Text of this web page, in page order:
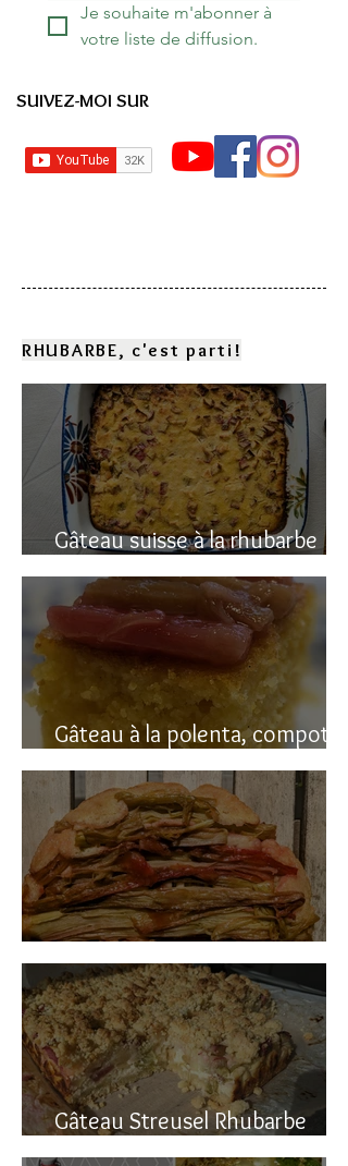
Je souhaite m'abonner à
votre liste de diffusion.
SUIVEZ-MOI SUR
RHUBARBE, c'est parti!
Gâteau suisse à la rhubarbe
(avec polenta)
Gâteau à la polenta, compotée
de rhubarbe (sans gluten)
Gâteau renversé à la rhubarbe
Gâteau Streusel Rhubarbe
Pomme, facile et hyper bon!